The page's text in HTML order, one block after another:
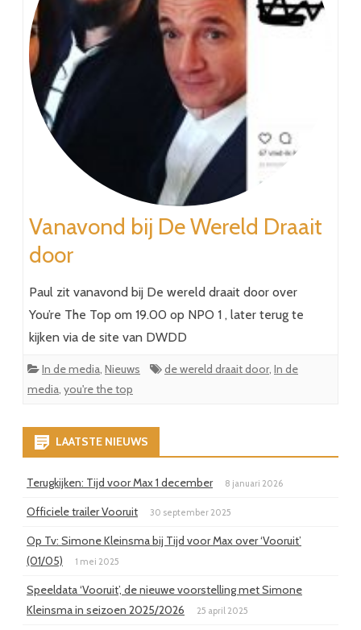
Vanavond bij De Wereld Draait
door
Paul zit vanavond bij De wereld draait door over
You’re The Top om 19.00 op NPO 1 , later terug te
kijken via de site van DWDD
In de media, Nieuws de wereld draait door, In de
media, you're the top
LAATSTE NIEUWS
Terugkijken: Tijd voor Max 1 december 8 januari 2026
Officiele trailer Vooruit 30 september 2025
Op Tv: Simone Kleinsma bij Tijd voor Max over ‘Vooruit’
(01/05)
1 mei 2025
Speeldata ‘Vooruit’, de nieuwe voorstelling met Simone
Kleinsma in seizoen 2025/2026
25 april 2025